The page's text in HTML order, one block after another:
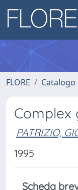
FLORE
Complex
PATRIZIO,
1995
Scheda